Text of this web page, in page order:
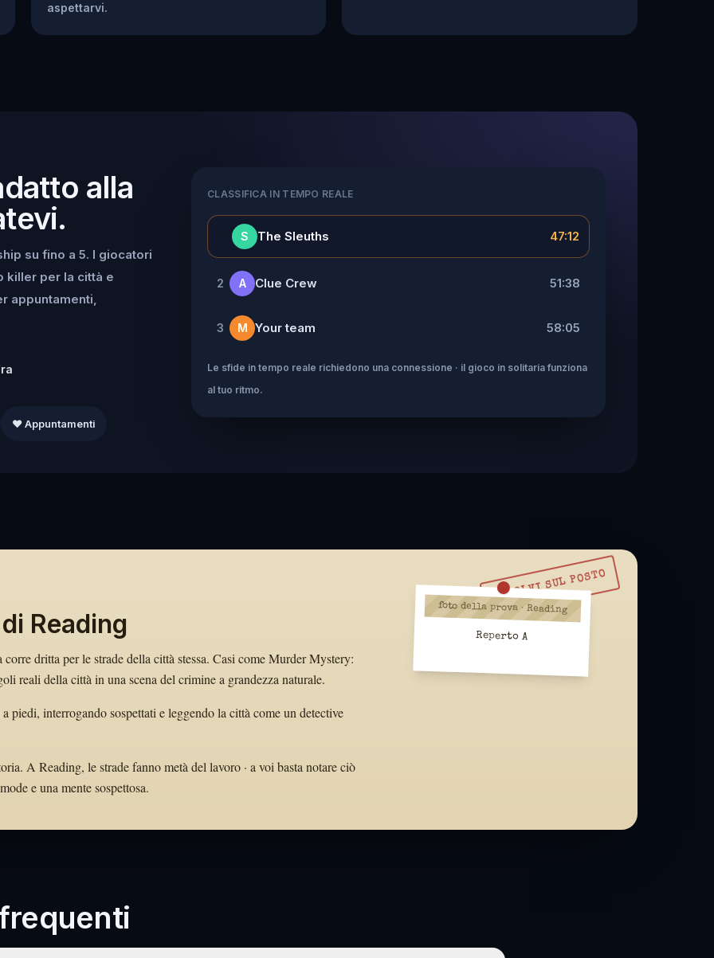
aspettarvi.
alla
su fino a 5. I giocatori
killer per la città e
appuntamenti,
❤️ Appuntamenti
CLASSIFICA IN TEMPO REALE
S The Sleuths 47:12
2 A Clue Crew 51:38
3 M Your team 58:05
Le sfide in tempo reale richiedono una connessione · il gioco in solitaria funziona
al tuo ritmo.
RISOLVI SUL POSTO
Reading
dritta per le strade della città stessa. Casi come Murder Mystery:
reali della città in una scena del crimine a grandezza naturale.
piedi, interrogando sospettati e leggendo la città come un detective
A Reading, le strade fanno metà del lavoro · a voi basta notare ciò
e una mente sospettosa.
foto della prova · Reading
Reperto A